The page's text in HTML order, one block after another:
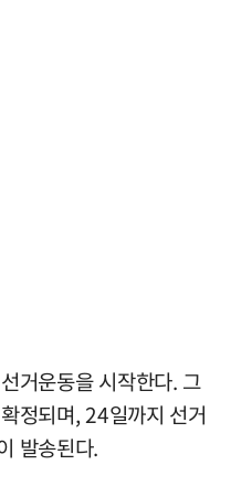
거운동을 시작한다. 그
정되며, 24일까지 선거
발송된다.